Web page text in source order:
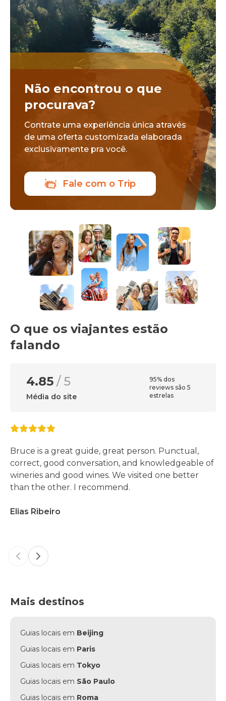
Não encontrou o que
procurava?
Contrate uma experiência única através
de uma oferta customizada elaborada
exclusivamente pra você.
Fale com o Trip
O que os viajantes estão
falando
4.85 / 5
Média do site
95% dos
reviews são 5
estrelas
Bruce is a great guide, great person. Punctual,
correct, good conversation, and knowledgeable of
wineries and good wines. We visited one better
than the other. I recommend.
Elias Ribeiro
Previous slide
Next slide
Mais destinos
Guias locais em Beijing
Guias locais em Paris
Guias locais em Tokyo
Guias locais em São Paulo
Guias locais em Roma